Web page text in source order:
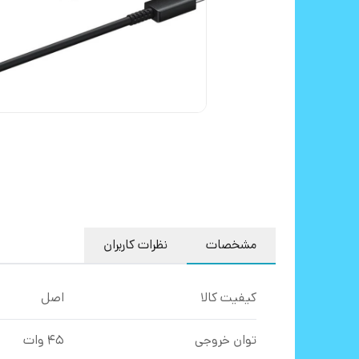
مشخصات نظرات کاربران
کیفیت کالا اصل
توان خروجی 45 وات